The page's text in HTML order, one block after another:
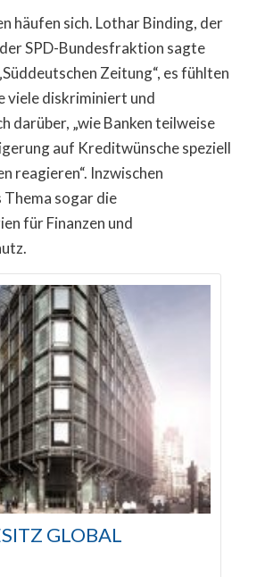
häufen sich. Lothar Binding, der
SPD-Bundesfraktion sagte
Zeitung“, es fühlten
viele diskriminiert und
darüber, „wie Banken teilweise
auf Kreditwünsche speziell
reagieren“. Inzwischen
sogar die
für Finanzen und
GLOBAL